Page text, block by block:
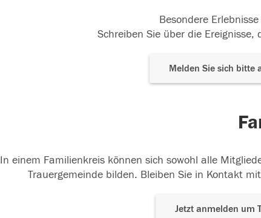
Besondere
Schreiben Sie über die
Melden Sie sich bitte
In einem Familienkreis können sich sowohl alle
Trauergemeinde bilden. Bleiben Sie in Kontakt
Jetzt anmelden um